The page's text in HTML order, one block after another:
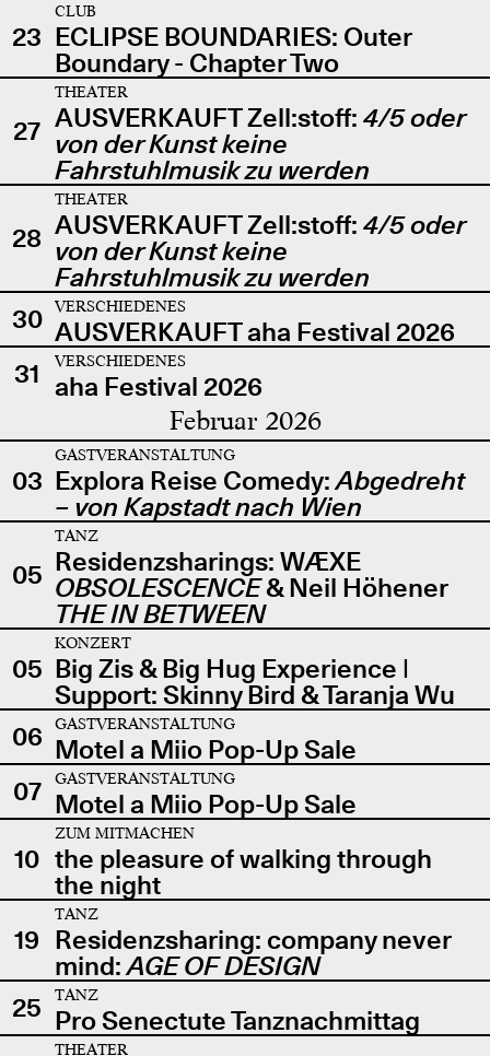
23
CLUB
ECLIPSE BOUNDARIES: Outer
Boundary - Chapter Two
27
THEATER
AUSVERKAUFT Zell:stoff: 4/5 oder
von der Kunst keine
Fahrstuhlmusik zu werden
28
THEATER
AUSVERKAUFT Zell:stoff: 4/5 oder
von der Kunst keine
Fahrstuhlmusik zu werden
30
VERSCHIEDENES
AUSVERKAUFT aha Festival 2026
31
VERSCHIEDENES
aha Festival 2026
Februar 2026
03
GASTVERANSTALTUNG
Explora Reise Comedy:Abgedreht
– von Kapstadt nach Wien
05
TANZ
Residenzsharings: WÆXE
OBSOLESCENCE& Neil Höhener
THE IN BETWEEN
05
KONZERT
Big Zis & Big Hug Experience |
Support: Skinny Bird & Taranja Wu
06
GASTVERANSTALTUNG
Motel a Miio Pop-Up Sale
07
GASTVERANSTALTUNG
Motel a Miio Pop-Up Sale
10
ZUM MITMACHEN
the pleasure of walking through
the night
19
TANZ
Residenzsharing: company never
mind:AGE OF DESIGN
25
TANZ
Pro Senectute Tanznachmittag
THEATER